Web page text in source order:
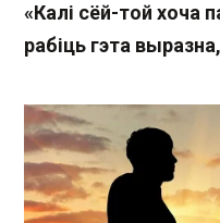
«Калі сёй-той хоча
рабіць гэта